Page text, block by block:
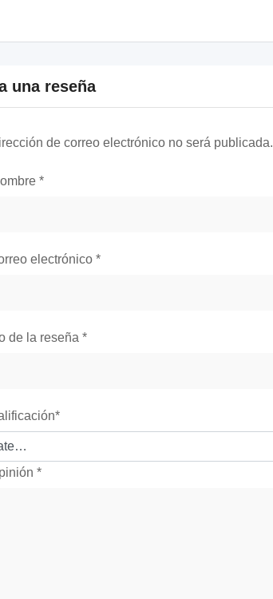
una reseña
de correo electrónico no será publicada.
*
electrónico *
de la reseña *
*
*